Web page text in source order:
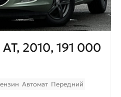
2010, 191 000
Автомат Передний